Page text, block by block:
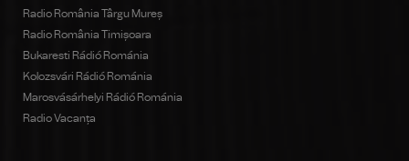
Radio România Târgu Mureș
Radio România Timișoara
Bukaresti Rádió Románia
Kolozsvári Rádió Románia
Marosvásárhelyi Rádió Románia
Radio Vacanța